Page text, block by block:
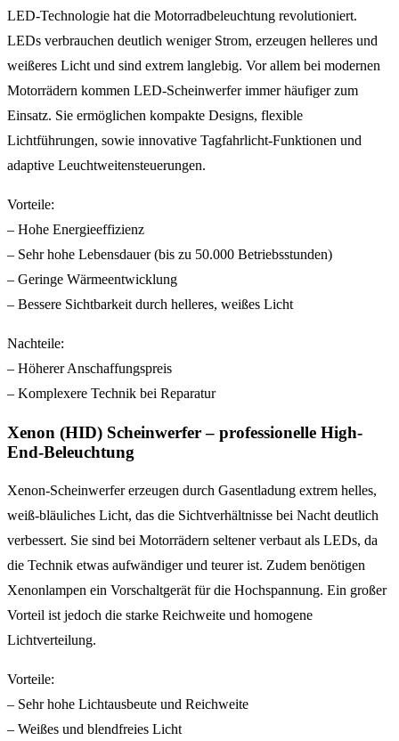
LED-Technologie hat die Motorradbeleuchtung revolutioniert.
LEDs verbrauchen deutlich weniger Strom, erzeugen helleres und
weißeres Licht und sind extrem langlebig. Vor allem bei modernen
Motorrädern kommen LED-Scheinwerfer immer häufiger zum
Einsatz. Sie ermöglichen kompakte Designs, flexible
Lichtführungen, sowie innovative Tagfahrlicht-Funktionen und
adaptive Leuchtweitensteuerungen.
Vorteile:
– Hohe Energieeffizienz
– Sehr hohe Lebensdauer (bis zu 50.000 Betriebsstunden)
– Geringe Wärmeentwicklung
– Bessere Sichtbarkeit durch helleres, weißes Licht
Nachteile:
– Höherer Anschaffungspreis
– Komplexere Technik bei Reparatur
Xenon (HID) Scheinwerfer – professionelle High-
End-Beleuchtung
Xenon-Scheinwerfer erzeugen durch Gasentladung extrem helles,
weiß-bläuliches Licht, das die Sichtverhältnisse bei Nacht deutlich
verbessert. Sie sind bei Motorrädern seltener verbaut als LEDs, da
die Technik etwas aufwändiger und teurer ist. Zudem benötigen
Xenonlampen ein Vorschaltgerät für die Hochspannung. Ein großer
Vorteil ist jedoch die starke Reichweite und homogene
Lichtverteilung.
Vorteile:
– Sehr hohe Lichtausbeute und Reichweite
– Weißes und blendfreies Licht